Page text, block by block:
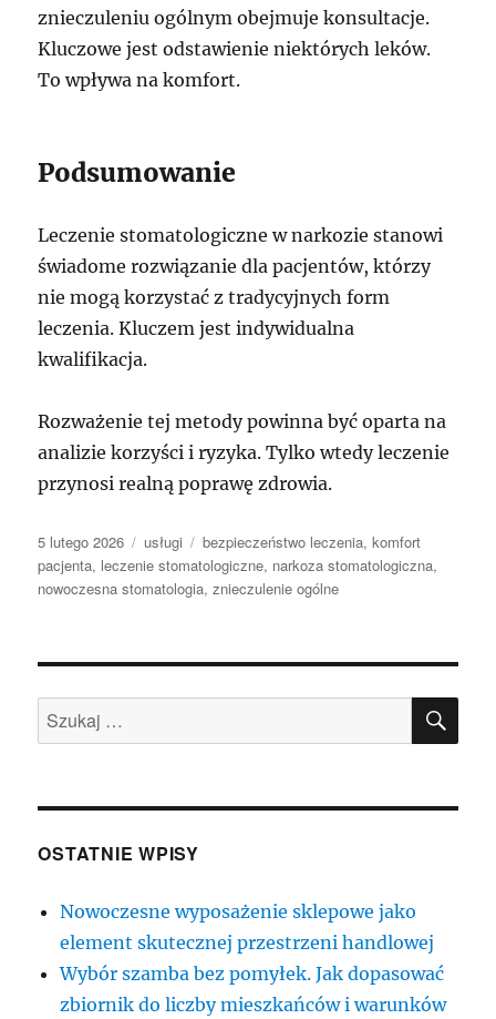
znieczuleniu ogólnym obejmuje konsultacje.
Kluczowe jest odstawienie niektórych leków.
To wpływa na komfort.
Podsumowanie
Leczenie stomatologiczne w narkozie stanowi
świadome rozwiązanie dla pacjentów, którzy
nie mogą korzystać z tradycyjnych form
leczenia. Kluczem jest indywidualna
kwalifikacja.
Rozważenie tej metody powinna być oparta na
analizie korzyści i ryzyka. Tylko wtedy leczenie
przynosi realną poprawę zdrowia.
Data
publikacji
5 lutego 2026 Kategorie
usługi Tagi
bezpieczeństwo leczenia,komfort
pacjenta, leczenie stomatologiczne, narkoza stomatologiczna,
nowoczesna stomatologia,znieczulenie ogólne
Szukaj:
OSTATNIE WPISY
Nowoczesne wyposażenie sklepowe jako
element skutecznej przestrzeni handlowej
Wybór szamba bez pomyłek. Jak dopasować
zbiornik do liczby mieszkańców i warunków